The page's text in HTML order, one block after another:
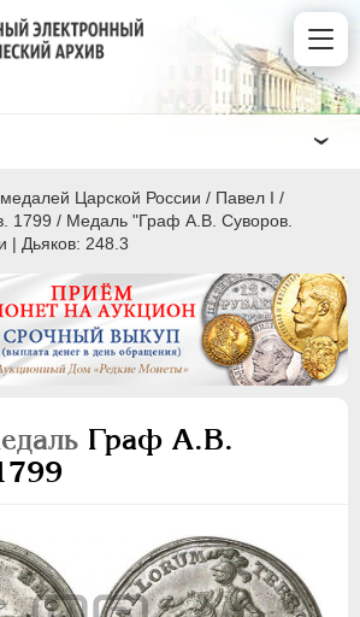
медалей Царской России / Павел I /
1799 / Медаль "Граф А.В. Суворов.
| Дьяков: 248.3
Граф А.В.
1730-1740
1762